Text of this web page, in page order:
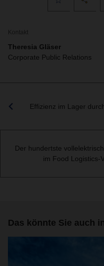
Kontakt
Theresia Gläser
Corporate Public Relations
Effizienz im Lager
Der hundertste
im Food Logistics-
Das könnte Sie auch